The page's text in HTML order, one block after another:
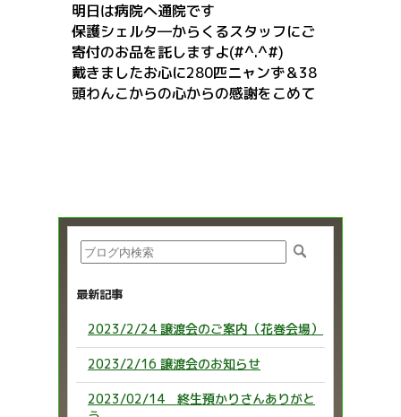
明日は病院へ通院です
保護シェルタ―からくるスタッフにご
寄付のお品を託しますよ(#^.^#)
戴きましたお心に280匹ニャンず＆38
頭わんこからの心からの感謝をこめて
最新記事
2023/2/24 譲渡会のご案内（花巻会場）
2023/2/16 譲渡会のお知らせ
2023/02/14 終生預かりさんありがと